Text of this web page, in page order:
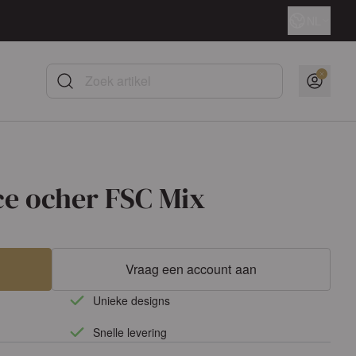
Zoek artikel
ocher FSC Mix
Vraag een account aan
Unieke designs
Snelle levering